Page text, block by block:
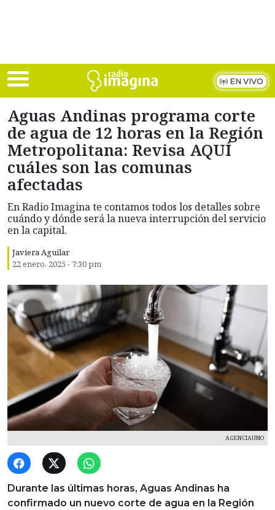
EN VIVO
Aguas Andinas programa corte
de agua de 12 horas en la Región
Metropolitana: Revisa AQUÍ
cuáles son las comunas
afectadas
En Radio Imagina te contamos todos los detalles sobre
cuándo y dónde será la nueva interrupción del servicio
en la capital.
Javiera Aguilar
22 enero, 2025 - 7:30 pm
AGENCIAUNO
Durante las últimas horas, Aguas Andinas ha
confirmado un nuevo corte de agua en la Región